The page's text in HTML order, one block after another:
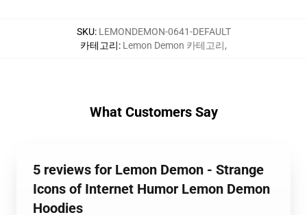
SKU: LEMONDEMON-0641-DEFAULT
카테고리: Lemon Demon 카테고리,
What Customers Say
5 reviews for Lemon Demon - Strange
Icons of Internet Humor Lemon Demon
Hoodies